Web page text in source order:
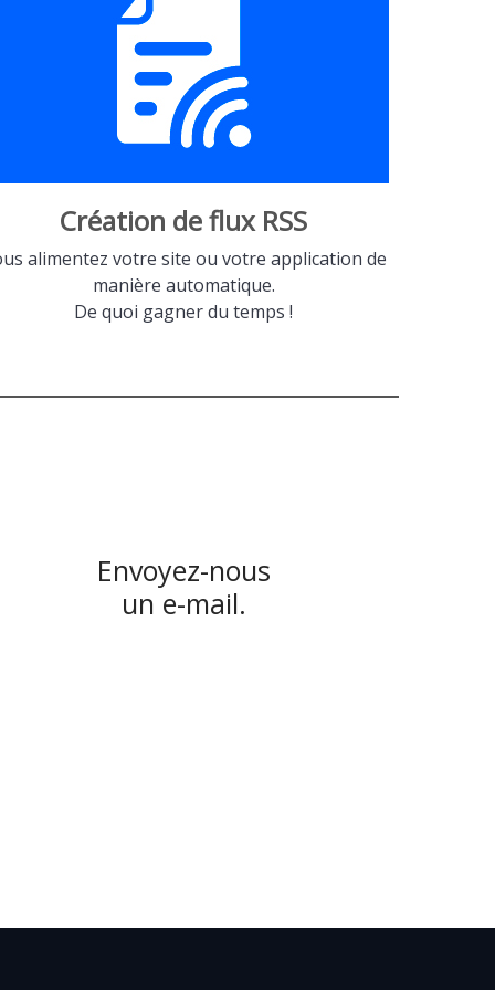
Création de flux RSS
alimentez votre site ou votre application de
manière automatique.
De quoi gagner du temps !
Envoyez-nous
un e-mail.